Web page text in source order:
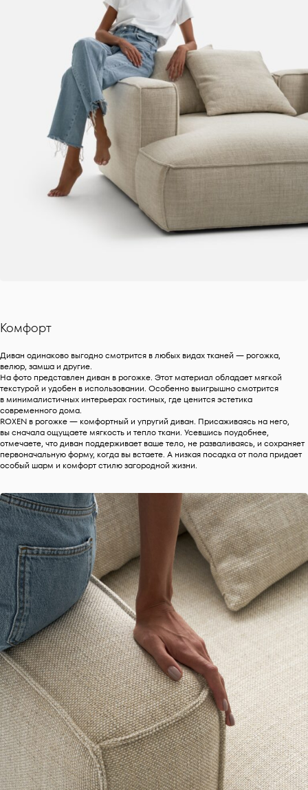
Комфорт
Диван одинаково выгодно смотрится в любых видах тканей — рогожка,
велюр, замша и другие.
На фото представлен диван в рогожке. Этот материал обладает мягкой
текстурой и удобен в использовании. Особенно выигрышно смотрится
в минималистичных интерьерах гостиных, где ценится эстетика
современного дома.
ROXEN в рогожке — комфортный и упругий диван. Присаживаясь на него,
вы сначала ощущаете мягкость и тепло ткани. Усевшись поудобнее,
отмечаете, что диван поддерживает ваше тело, не разваливаясь, и сохраняет
первоначальную форму, когда вы встаете. А низкая посадка от пола придает
особый шарм и комфорт стилю загородной жизни.